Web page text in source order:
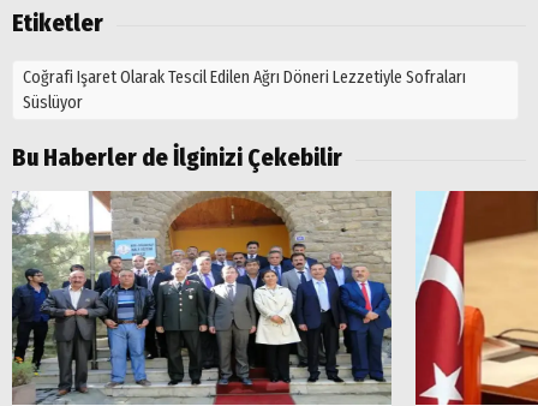
Etiketler
Coğrafi Işaret Olarak Tescil Edilen Ağrı Döneri Lezzetiyle Sofraları
Süslüyor
Bu Haberler de İlginizi Çekebilir
Arama
Popüler
Aramalar:
Ağrı
Doğubayazıt